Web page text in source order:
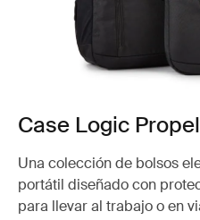
Case Logic Propel
Una colección de bolsos
portátil diseñado con
para llevar al trabajo o en